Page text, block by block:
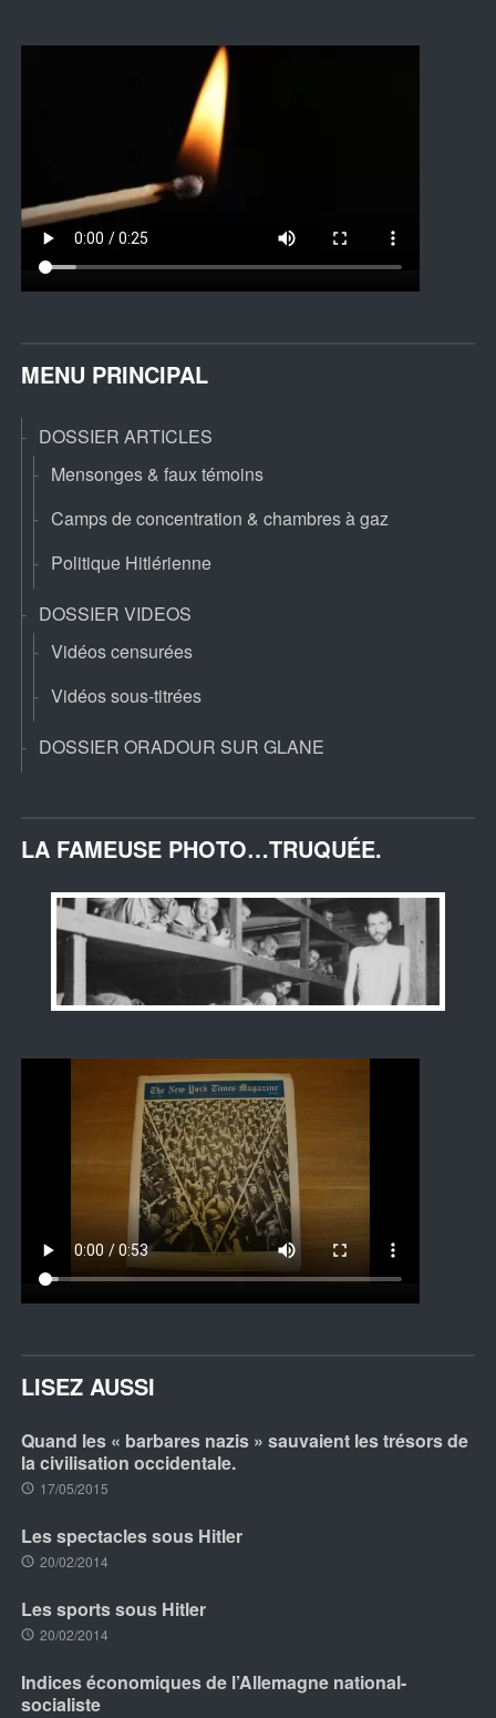
MENU PRINCIPAL
DOSSIER ARTICLES
Mensonges & faux témoins
Camps de concentration & chambres à gaz
Politique Hitlérienne
DOSSIER VIDEOS
Vidéos censurées
Vidéos sous-titrées
DOSSIER ORADOUR SUR GLANE
LA FAMEUSE PHOTO…TRUQUÉE.
LISEZ AUSSI
Quand les « barbares nazis » sauvaient les trésors de
la civilisation occidentale.
17/05/2015
Les spectacles sous Hitler
20/02/2014
Les sports sous Hitler
20/02/2014
Indices économiques de l’Allemagne national-
socialiste